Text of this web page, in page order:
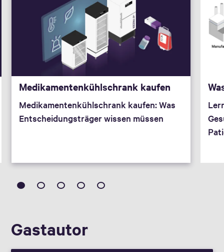
Medikamentenkühlschrank kaufen
Medikamentenkühlschrank kaufen: Was
Entscheidungsträger wissen müssen
Gastautor